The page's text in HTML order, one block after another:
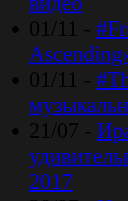
01/11 -
01/11 -
21/07 -
2017